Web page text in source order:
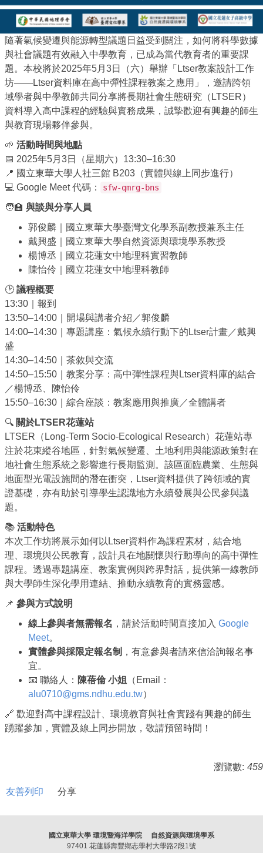
隨著氣候變遷與能源轉型議題日益受到關注，如何將科學數據
與社會議題有效融入中學教育，已成為當代教育者的重要課
題。本校將於2025年5月3日（六）舉辦「Ltser教案設計工作
坊——Ltser資料庫在高中彈性課程教案之應用」，邀請跨領
域學者與中學教師共同分享將長期社會生態研究（LTSER）
資料導入高中課程的經驗與實務成果，誠摯歡迎有興趣的師生
與教育現場夥伴參與。
🌱 活動時間與地點
📅 2025年5月3日（星期六）13:30–16:30
📍 國立東華大學人社三館 B203（實體與線上同步進行）
💻 Google Meet 代碼：
sfw-qmrg-bns
🧑‍🏫 與談與分享人員
郭俊麟｜國立東華大學臺灣文化學系副教授兼系主任
戴興盛｜國立東華大學自然資源與環境學系教授
楊博丞｜國立花蓮女中地理科實習教師
陳怡伶｜國立花蓮女中地理科教師
🕑 議程概要
13:30｜報到
13:50–14:00｜開場與講者介紹／郭俊麟
14:00–14:30｜專題講座：氣候永續行動下的Ltser計畫／戴興
盛
14:30–14:50｜茶敘與交流
14:50–15:50｜教案分享：高中彈性課程與Ltser資料庫的結合
／楊博丞、陳怡伶
15:50–16:30｜綜合座談：教案應用與推廣／全體講者
🔍 關於LTSER花蓮站
LTSER（Long-Term Socio-Ecological Research）花蓮站專
注於花東縱谷地區，針對氣候變遷、土地利用與能源政策對在
地社會生態系統之影響進行長期監測。該區面臨農業、生態與
地面型光電設施間的潛在衝突，Ltser資料提供了跨領域的實
證基礎，亦有助於引導學生認識地方永續發展與公民參與議
題。
📚 活動特色
本次工作坊將展示如何以Ltser資料作為課程素材，結合地
理、環境與公民教育，設計具在地關懷與行動導向的高中彈性
課程。透過專題講座、教案實例與跨界對話，提供第一線教師
與大學師生深化學用連結、推動永續教育的實務靈感。
📌 參與方式說明
線上參與者無需報名 ，請於活動時間直接加入 Google
Meet。
實體參與採限定報名制 ，有意參與者請來信洽詢報名事
宜。
📧 聯絡人： 陳蓓倫 小姐
（Email：
alu0710@gms.ndhu.edu.tw）
🔗 歡迎對高中課程設計、環境教育與社會實踐有興趣的師生
踴躍參加，實體及線上同步開放，敬請預留時間！
瀏覽數: 459
友善列印 分享
國立東華大學 環境暨海洋學院 自然資源與環境學系
97401 花蓮縣壽豐鄉志學村大學路2段1號